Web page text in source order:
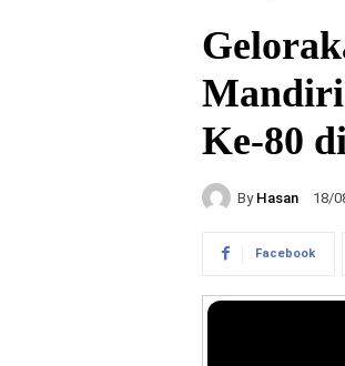
Mandiri
Ke-80
By Hasan 18/
Facebook